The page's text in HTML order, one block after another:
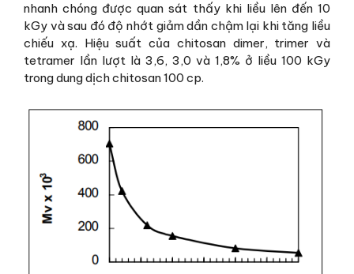
nhanh chóng được quan sát thấy khi liều lên đến 10
kGy và sau đó độ nhớt giảm dần chậm lại khi tăng liều
chiếu xạ. Hiệu suất của chitosan dimer, trimer và
tetramer lần lượt là 3,6, 3,0 và 1,8% ở liều 100 kGy
trong dung dịch chitosan 100 cp.